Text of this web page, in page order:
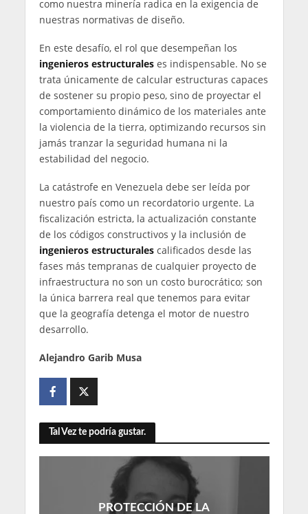
como nuestra minería radica en la exigencia de
nuestras normativas de diseño.
En este desafío, el rol que desempeñan los
ingenieros estructuraleses indispensable. No se
trata únicamente de calcular estructuras capaces
de sostener su propio peso, sino de proyectar el
comportamiento dinámico de los materiales ante
la violencia de la tierra, optimizando recursos sin
jamás tranzar la seguridad humana ni la
estabilidad del negocio.
La catástrofe en Venezuela debe ser leída por
nuestro país como un recordatorio urgente. La
fiscalización estricta, la actualización constante
de los códigos constructivos y la inclusión de
ingenieros estructuralescalificados desde las
fases más tempranas de cualquier proyecto de
infraestructura no son un costo burocrático; son
la única barrera real que tenemos para evitar
que la geografía detenga el motor de nuestro
desarrollo.
Alejandro Garib Musa
Tal Vez te podría gustar.
PROTECCIÓN DE LA